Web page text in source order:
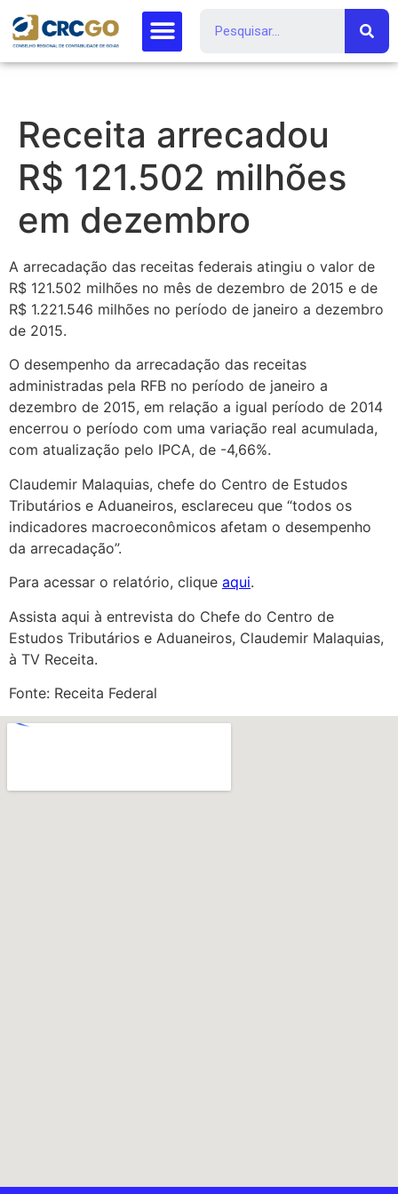
Receita arrecadou
R$ 121.502 milhões
em dezembro
A arrecadação das receitas federais atingiu o valor de
R$ 121.502 milhões no mês de dezembro de 2015 e de
R$ 1.221.546 milhões no período de janeiro a dezembro
de 2015.
O desempenho da arrecadação das receitas
administradas pela RFB no período de janeiro a
dezembro de 2015, em relação a igual período de 2014
encerrou o período com uma variação real acumulada,
com atualização pelo IPCA, de -4,66%.
Claudemir Malaquias, chefe do Centro de Estudos
Tributários e Aduaneiros, esclareceu que “todos os
indicadores macroeconômicos afetam o desempenho
da arrecadação”.
Para acessar o relatório, clique aqui.
Assista aqui à entrevista do Chefe do Centro de
Estudos Tributários e Aduaneiros, Claudemir Malaquias,
à TV Receita.
Fonte: Receita Federal